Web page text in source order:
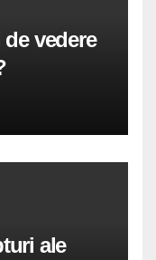
vedere
ale